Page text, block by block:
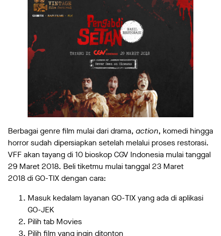
Berbagai genre film mulai dari drama, action, komedi hingga
horror sudah dipersiapkan setelah melalui proses restorasi.
VFF akan tayang di 10 bioskop CGV Indonesia mulai tanggal
29 Maret 2018. Beli tiketmu mulai tanggal 23 Maret
2018 di GO-TIX dengan cara:
Masuk kedalam layanan GO-TIX yang ada di aplikasi
GO-JEK
Pilih tab Movies
Pilih film yang ingin ditonton